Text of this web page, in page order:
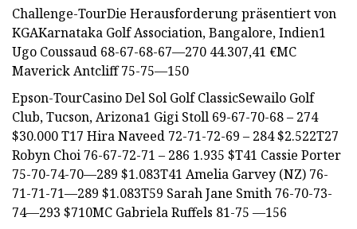
Challenge-TourDie Herausforderung präsentiert von
KGAKarnataka Golf Association, Bangalore, Indien1
Ugo Coussaud 68-67-68-67—270 44.307,41 €MC
Maverick Antcliff 75-75—150
Epson-TourCasino Del Sol Golf ClassicSewailo Golf
Club, Tucson, Arizona1 Gigi Stoll 69-67-70-68 – 274
$30.000 T17 Hira Naveed 72-71-72-69 – 284 $2.522T27
Robyn Choi 76-67-72-71 – 286 1.935 $T41 Cassie Porter
75-70-74-70—289 $1.083T41 Amelia Garvey (NZ) 76-
71-71-71—289 $1.083T59 Sarah Jane Smith 76-70-73-
74—293 $710MC Gabriela Ruffels 81-75 —156